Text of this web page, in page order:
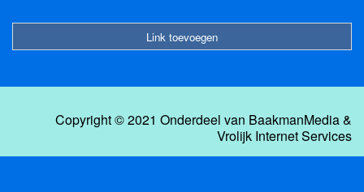
Link toevoegen
Copyright © 2021 Onderdeel van BaakmanMedia&
Vrolijk Internet Services